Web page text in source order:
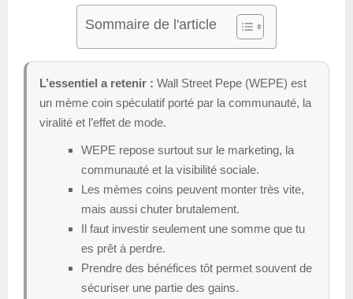
Sommaire de l'article
L’essentiel a retenir : Wall Street Pepe (WEPE) est
un mème coin spéculatif porté par la communauté, la
viralité et l’effet de mode.
WEPE repose surtout sur le marketing, la
communauté et la visibilité sociale.
Les mèmes coins peuvent monter très vite,
mais aussi chuter brutalement.
Il faut investir seulement une somme que tu
es prêt à perdre.
Prendre des bénéfices tôt permet souvent de
sécuriser une partie des gains.